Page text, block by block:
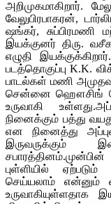
அறிமுகமாகிறார்.
வேலுபிரபாகரன்,
ஷங்கர், சுப்பிரமணி
இயக்குனர் திரு.
எழுதி
படத்தொகுப்பு K.K.
பாடல்கள் மணி
சென்னை ஹௌசிங்
உருவாகி
நினைக்கும் பத்து
என நினைத்து
இருவருக்கும்
புள்ளியில்
செய்யலாம் என்னும்
உருவாகியுள்ளதாக